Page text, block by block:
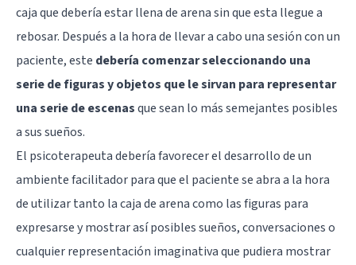
caja que debería estar llena de arena sin que esta llegue a
rebosar. Después a la hora de llevar a cabo una sesión con un
paciente, este debería comenzar seleccionando una
serie de figuras y objetos que le sirvan para representar
una serie de escenasque sean lo más semejantes posibles
a sus sueños.
El psicoterapeuta debería favorecer el desarrollo de un
ambiente facilitador para que el paciente se abra a la hora
de utilizar tanto la caja de arena como las figuras para
expresarse y mostrar así posibles sueños, conversaciones o
cualquier representación imaginativa que pudiera mostrar